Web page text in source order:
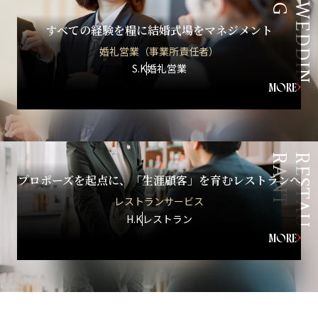
すべての経験を糧に結婚式場をマネジメント
婚礼営業（事業所責任者）
S.K婚礼営業
MORE
W
E
D
D
I
N
G
プロポーズを起点に、「生涯顧客」を育むレストランへ
レストランサービス
H.K レストラン
MORE
R
E
S
T
A
U
R
A
N
T